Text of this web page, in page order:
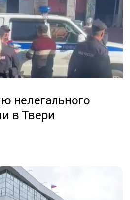
нелегального
в Твери